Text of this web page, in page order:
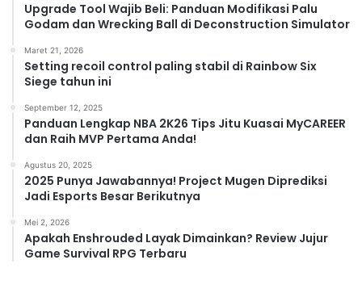
Upgrade Tool Wajib Beli: Panduan Modifikasi Palu
Godam dan Wrecking Ball di Deconstruction Simulator
Maret 21, 2026
Setting recoil control paling stabil di Rainbow Six
Siege tahun ini
September 12, 2025
Panduan Lengkap NBA 2K26 Tips Jitu Kuasai MyCAREER
dan Raih MVP Pertama Anda!
Agustus 20, 2025
2025 Punya Jawabannya! Project Mugen Diprediksi
Jadi Esports Besar Berikutnya
Mei 2, 2026
Apakah Enshrouded Layak Dimainkan? Review Jujur
Game Survival RPG Terbaru